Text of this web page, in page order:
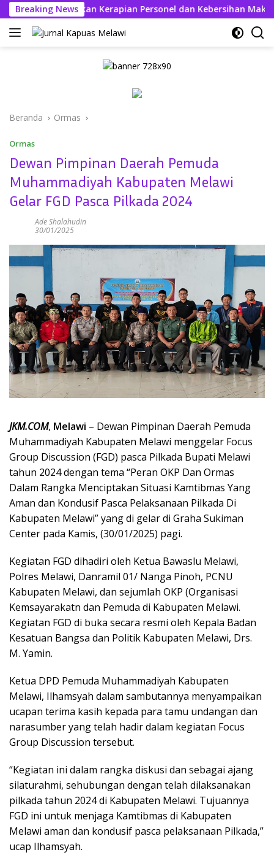
Langsung
ke
konten
Breaking News
Tekankan Kerapian Personel dan Kebersihan Mako
Beranda Ormas
Ormas
Dewan Pimpinan Daerah Pemuda
Muhammadiyah Kabupaten Melawi
Gelar FGD Pasca Pilkada 2024
Ade Shalahudin
30/01/2025
JKM.COM, Melawi – Dewan Pimpinan Daerah Pemuda
Muhammadiyah Kabupaten Melawi menggelar Focus
Group Discussion (FGD) pasca Pilkada Bupati Melawi
tahun 2024 dengan tema “Peran OKP Dan Ormas
Dalam Rangka Menciptakan Situasi Kamtibmas Yang
Aman dan Kondusif Pasca Pelaksanaan Pilkada Di
Kabupaten Melawi” yang di gelar di Graha Sukiman
Center pada Kamis, (30/01/2025) pagi.
Kegiatan FGD dihadiri oleh Ketua Bawaslu Melawi,
Polres Melawi, Danramil 01/ Nanga Pinoh, PCNU
Kabupaten Melawi, dan sejumlah OKP (Organisasi
Kemsayarakatn dan Pemuda di Kabupaten Melawi.
Kegiatan FGD di buka secara resmi oleh Kepala Badan
Kesatuan Bangsa dan Politik Kabupaten Melawi, Drs.
M. Yamin.
Ketua DPD Pemuda Muhammadiyah Kabupaten
Melawi, Ilhamsyah dalam sambutannya menyampaikan
ucapan terima kasih kepada para tamu undangan dan
narasumber yang telah hadir dalam kegiatan Focus
Group Discussion tersebut.
“Kegiatan ini dalam rangka diskusi dan sebagai ajang
silaturahmi, sehubungan dengan telah dilaksanakan
pilkada tahun 2024 di Kabupaten Melawi. Tujuannya
FGD ini untuk menjaga Kamtibmas di Kabupaten
Melawi aman dan kondusif pasca pelaksanaan Pilkada,”
ucap Ilhamsyah.